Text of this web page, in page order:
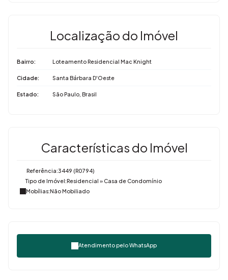
Localização do Imóvel
Bairro: Loteamento Residencial Mac Knight
Cidade: Santa Bárbara D'Oeste
Estado: São Paulo, Brasil
Características do Imóvel
Referência:3449 (R0794)
Tipo de Imóvel:Residencial » Casa de Condomínio
Mobílias:Não Mobiliado
Atendimento peloWhatsApp